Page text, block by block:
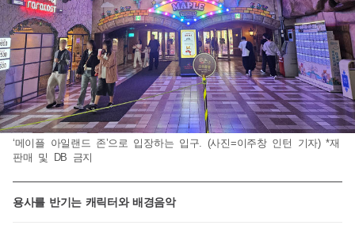
‘메이플 아일랜드 존’으로 입장하는 입구. (사진=이주창 인턴 기자) *재
판매 및 DB 금지
용사를 반기는 캐릭터와 배경음악